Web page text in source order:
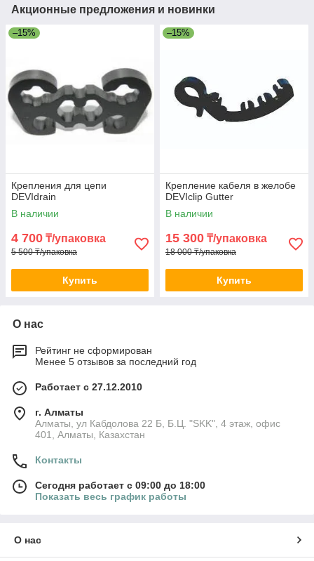
Акционные предложения и новинки
–15%
Крепления для цепи
DEVIdrain
В наличии
4 700 ₸/упаковка
5 500 ₸/упаковка
Купить
–15%
Крепление кабеля в желобе
DEVIclip Gutter
В наличии
15 300 ₸/упаковка
18 000 ₸/упаковка
Купить
О нас
Рейтинг не сформирован
Менее 5 отзывов за последний год
Работает с 27.12.2010
г. Алматы
Алматы, ул Кабдолова 22 Б, Б.Ц. "SKK", 4 этаж, офис
401, Алматы, Казахстан
Контакты
Сегодня работает с 09:00 до 18:00
Показать весь график работы
О нас